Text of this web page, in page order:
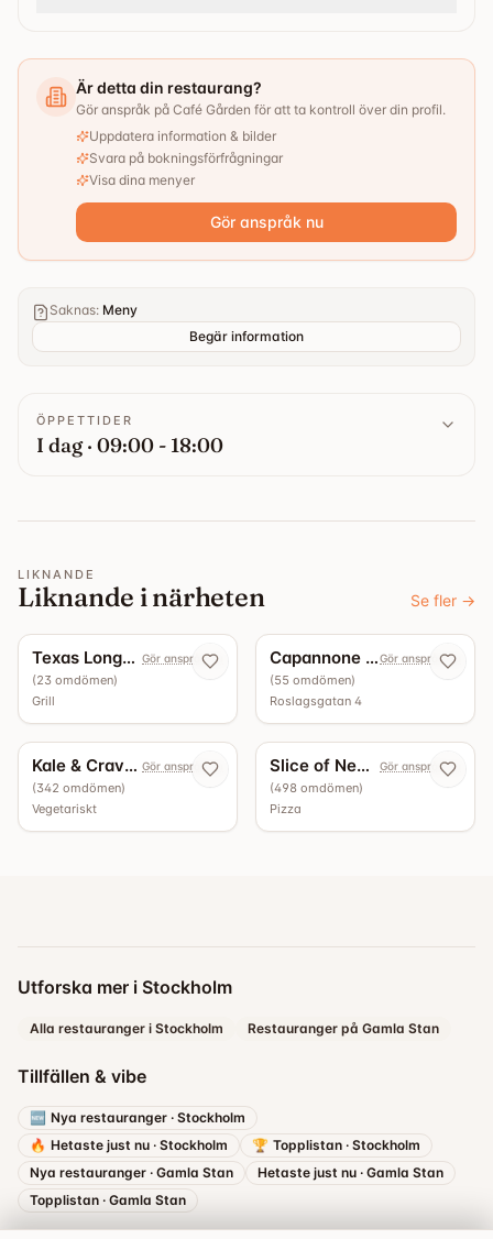
Är detta din restaurang?
Gör anspråk på Café Gården för att ta kontroll över din profil.
Uppdatera information & bilder
Svara på bokningsförfrågningar
Visa dina menyer
Gör anspråk nu
Saknas: Meny
Begär information
ÖPPETTIDER
I dag · 09:00 - 18:00
LIKNANDE
Liknande i närheten Se fler →
Texas Longhorn Roslagsgatan Gör anspråk nu
(23 omdömen)
Grill
Capannone Bottega - VinbarGör anspråk nu
(55 omdömen)
Roslagsgatan 4
4.5
Kale & Crave Roslagsgatan Gör anspråk nu
(342 omdömen)
Vegetariskt
4.4
Slice of New York Gör anspråk nu
(498 omdömen)
Pizza
Utforska mer i Stockholm
Alla restauranger i Stockholm Restauranger på Gamla Stan
Tillfällen & vibe
🆕 Nya restauranger · Stockholm
🔥 Hetaste just nu · Stockholm 🏆 Topplistan · Stockholm
Nya restauranger · Gamla Stan Hetaste just nu · Gamla Stan
Topplistan · Gamla Stan